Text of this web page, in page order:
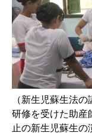
（新生児蘇生法の
研修を受けた助産
止の新生児蘇生